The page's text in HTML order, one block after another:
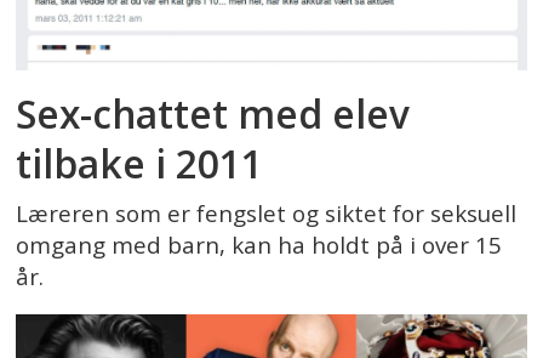
Sex-chattet med elev
tilbake i 2011
Læreren som er fengslet og siktet for seksuell
omgang med barn, kan ha holdt på i over 15
år.